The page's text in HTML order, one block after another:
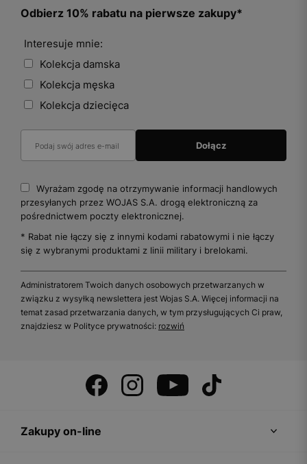
Odbierz 10% rabatu na pierwsze zakupy*
Interesuje mnie:
Kolekcja damska
Kolekcja męska
Kolekcja dziecięca
Wyrażam zgodę na otrzymywanie informacji handlowych
przesyłanych przez WOJAS S.A. drogą elektroniczną za
pośrednictwem poczty elektronicznej.
* Rabat nie łączy się z innymi kodami rabatowymi i nie łączy
się z wybranymi produktami z linii military i brelokami.
Administratorem Twoich danych osobowych przetwarzanych w
związku z wysyłką newslettera jest Wojas S.A. Więcej informacji na
temat zasad przetwarzania danych, w tym przysługujących Ci praw,
znajdziesz w Polityce prywatności: rozwiń
Zakupy on-line